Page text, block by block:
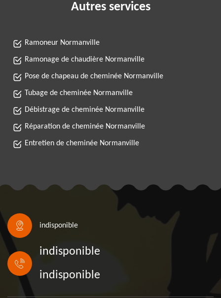
Autres services
Ramoneur Normanville
Ramonage de chaudière Normanville
Pose de chapeau de cheminée Normanville
Tubage de cheminée Normanville
Débistrage de cheminée Normanville
Réparation de cheminée Normanville
Entretien de cheminée Normanville
indisponible
indisponible
indisponible